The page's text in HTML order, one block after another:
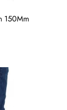
150Mm